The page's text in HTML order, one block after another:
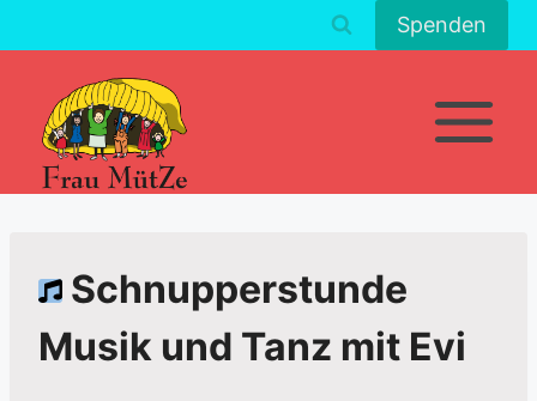
Inhalt
Spenden
Schnupperstunde
Musik und Tanz mit Evi